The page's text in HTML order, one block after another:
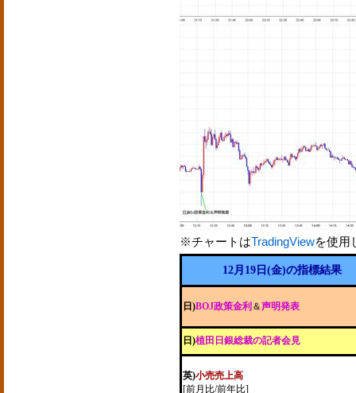
※チャートはTradingViewを使用
12月19日(金)の指標結果
日)BOJ政策金利 ＆声明発表
日)植田日銀総裁の記者会見
英)小売売上高
[前月比/前年比]